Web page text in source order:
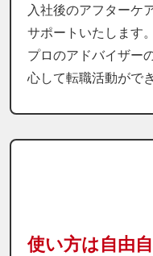
入社後のアフターケ
サポートいたします。
プロのアドバイザー
心して転職活動がで
使い方は自由